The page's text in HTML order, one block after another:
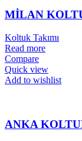
MİLAN
Koltuk Takımı
Read more
Compare
Quick view
Add to wishlist
ANKA